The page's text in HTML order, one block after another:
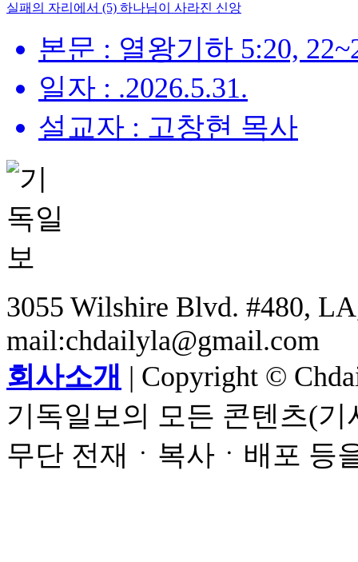
실패의 자리에서 (5) 하나님이 사라진 신앙
본문 : 열왕기하 5:20,
일자 : .2026.5.31.
설교자 : 고창현 목사
3055 Wilshire Blvd. #480,
mail:chdailyla@gmail.com
회사소개 | Copyright ©
기독일보의 모든 콘텐츠(
무단 전재ㆍ복사ㆍ배포 등